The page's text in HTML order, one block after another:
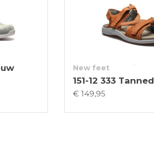
New feet
151-12 333 Tanned
€ 149,95